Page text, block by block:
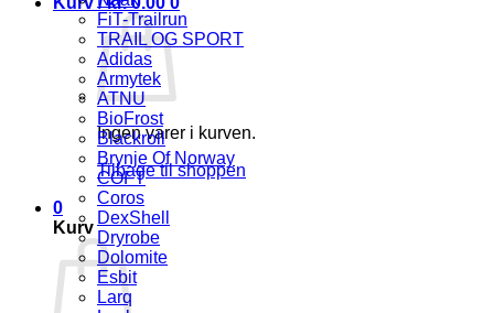
Ingen varer i kurven.
Tilbage til shoppen
0
Kurv
FiT-Trailrun
TRAIL OG SPORT
Adidas
Armytek
ATNU
BioFrost
Blackroll
Brynje Of Norway
COFT
Coros
DexShell
Dryrobe
Dolomite
Esbit
Larq